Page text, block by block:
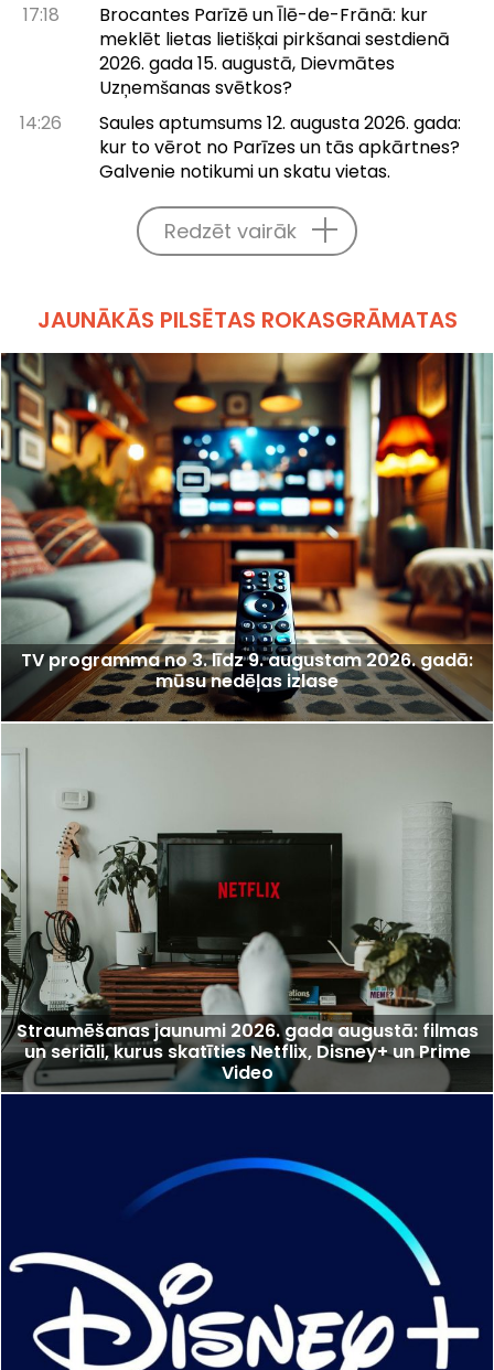
17:18
Brocantes Parīzē un Īlē-de-Frānā: kur
meklēt lietas lietišķai pirkšanai sestdienā
2026. gada 15. augustā, Dievmātes
Uzņemšanas svētkos?
14:26
Saules aptumsums 12. augusta 2026. gada:
kur to vērot no Parīzes un tās apkārtnes?
Galvenie notikumi un skatu vietas.
Redzēt vairāk
JAUNĀKĀS PILSĒTAS ROKASGRĀMATAS
TV programma no 3. līdz 9. augustam 2026. gadā:
mūsu nedēļas izlase
Straumēšanas jaunumi 2026. gada augustā: filmas
un seriāli, kurus skatīties Netflix, Disney+ un Prime
Video